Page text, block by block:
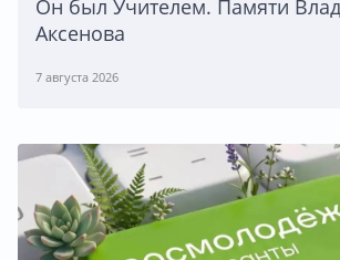
Он был Учителем. Памяти
Аксенова
7 августа 2026